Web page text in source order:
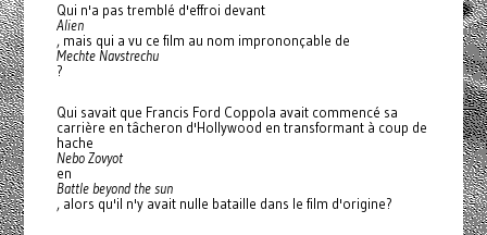
Qui n'a pas tremblé d'effroi devant
Alien
, mais qui a vu ce film au nom imprononçable de
Mechte Navstrechu
?
Qui savait que Francis Ford Coppola avait commencé sa
carrière en tâcheron d'Hollywood en transformant à coup de
hache
Nebo Zovyot
en
Battle beyond the sun
, alors qu'il n'y avait nulle bataille dans le film d'origine?